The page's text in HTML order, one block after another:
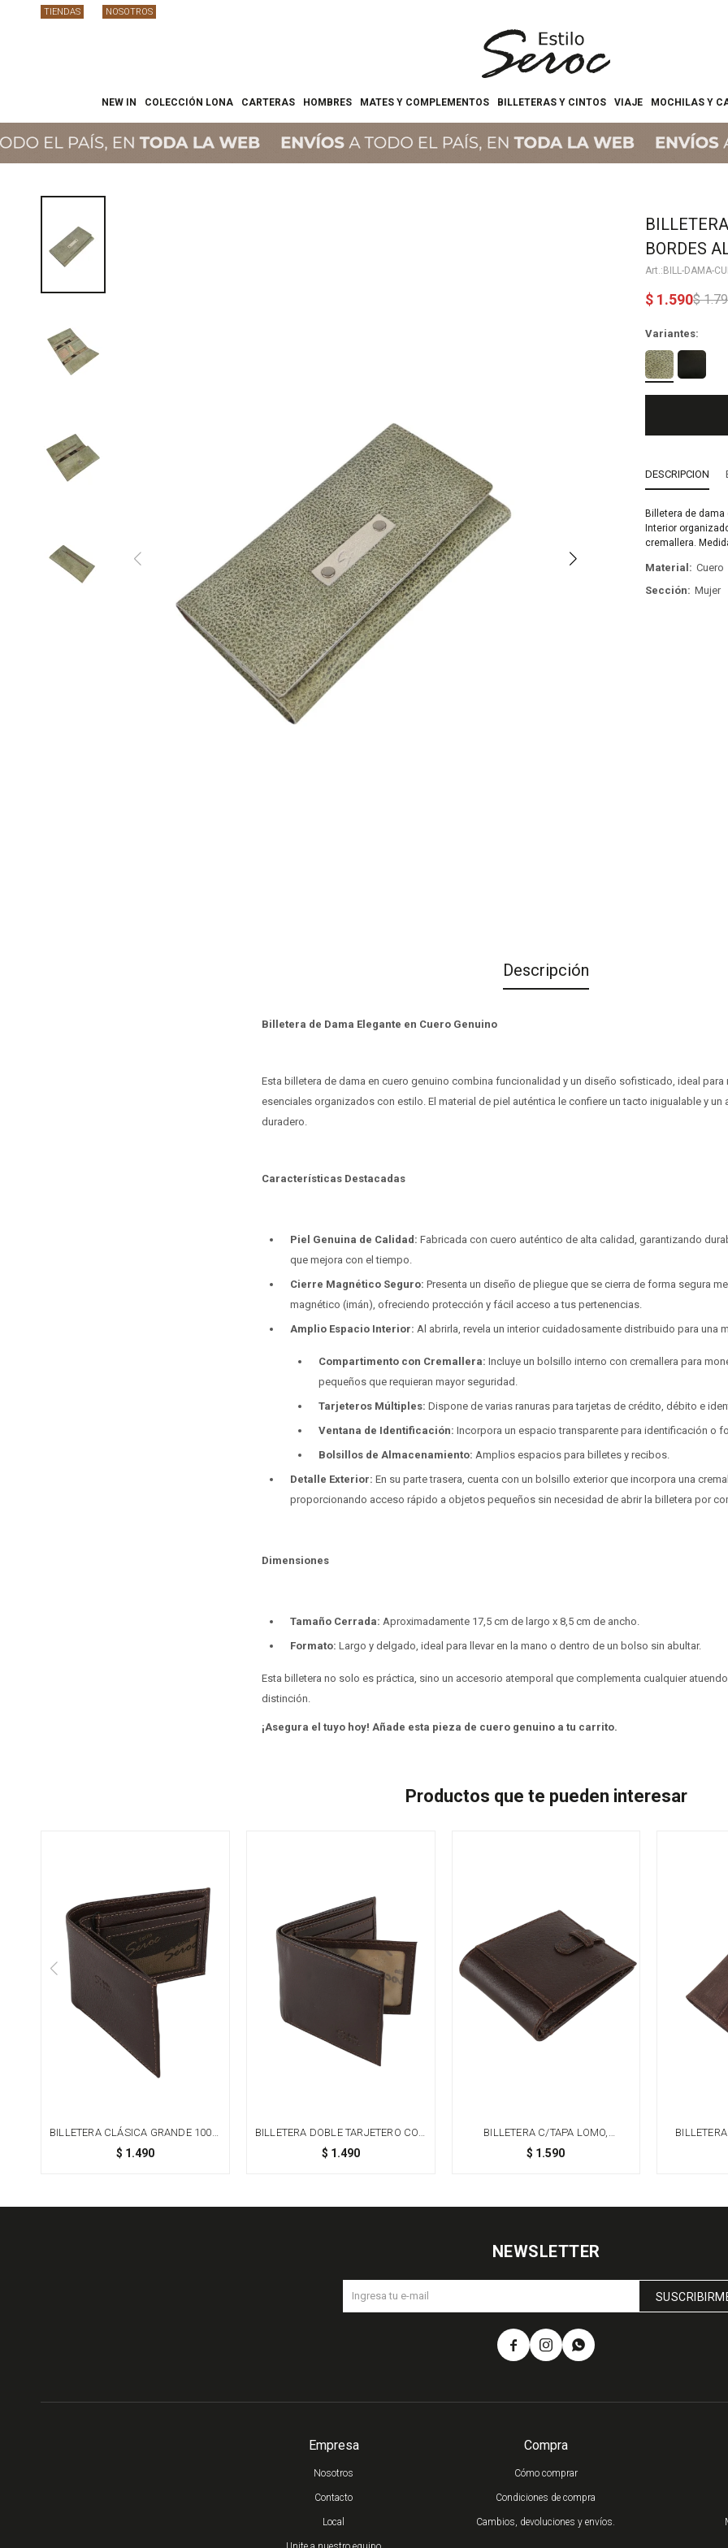
NEW IN COLECCIÓN LONA CARTERAS HOMBRES MATES Y COMPLEMENTOS BILLETERAS Y CINTOS VIAJE MOCHILAS Y
TIENDAS NOSOTROS
BORDES
BILL-DAMA-
$ 1.590$
Variantes:
DESCRIPCION
Billetera de
Interior
cremallera.
Material
Cuero
Sección
Mujer
Descripción
Billetera de Dama Elegante en Cuero Genuino
Esta billetera de dama en cuero genuino combina funcionalidad y un diseño sofisticado, ideal para
esenciales organizados con estilo. El material de piel auténtica le confiere un tacto inigualable y un
duradero.
Características Destacadas
Piel Genuina de Calidad: Fabricada con cuero auténtico de alta calidad, garantizando
que mejora con el tiempo.
Cierre Magnético Seguro: Presenta un diseño de pliegue que se cierra de forma segura
magnético (imán), ofreciendo protección y fácil acceso a tus pertenencias.
Amplio Espacio Interior: Al abrirla, revela un interior cuidadosamente distribuido para una
Compartimento con Cremallera: Incluye un bolsillo interno con cremallera para
pequeños que requieran mayor seguridad.
Tarjeteros Múltiples: Dispone de varias ranuras para tarjetas de crédito, débito e
Ventana de Identificación: Incorpora un espacio transparente para identificación o
Bolsillos de Almacenamiento: Amplios espacios para billetes y recibos.
Detalle Exterior: En su parte trasera, cuenta con un bolsillo exterior que incorpora una
proporcionando acceso rápido a objetos pequeños sin necesidad de abrir la billetera por
Dimensiones
Tamaño Cerrada: Aproximadamente 17,5 cm de largo x 8,5 cm de ancho.
Formato: Largo y delgado, ideal para llevar en la mano o dentro de un bolso sin abultar.
Esta billetera no solo es práctica, sino un accesorio atemporal que complementa cualquier
distinción.
¡Asegura el tuyo hoy! Añade esta pieza de cuero genuino a tu carrito.
Productos que te pueden interesar
BILLETERA CLÁSICA GRANDE 100%
CUERO - CHOCOLATE
$ 1.490
BILLETERA DOBLE TARJETERO CON
VOLANTE - MARRÓN
$ 1.490
BILLETERA C/TAPA LOMO,
LENGÜETA Y VOLANTE - MARRÓN
$ 1.590
CUERO
Empresa
Nosotros
Contacto
Local
Compra
Cómo comprar
Condiciones de compra
Cambios, devoluciones y envíos.
NEWSLETTER
  